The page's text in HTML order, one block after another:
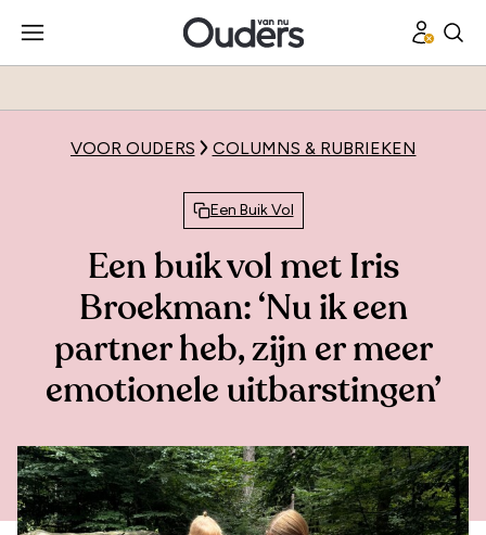
VOOR OUDERS COLUMNS & RUBRIEKEN
Een Buik Vol
Een buik vol met Iris
Broekman: ‘Nu ik een
partner heb, zijn er meer
emotionele uitbarstingen’